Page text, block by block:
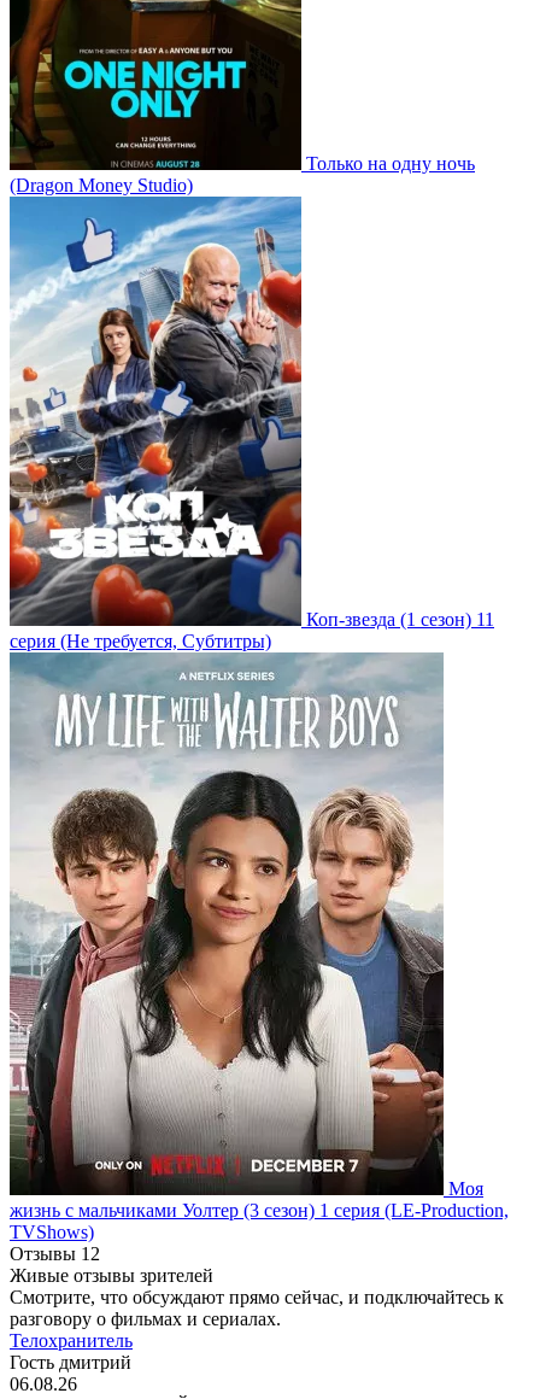
Только на одну ночь
(Dragon Money Studio)
Коп-звезда (1 сезон) 11
серия (Не требуется, Субтитры)
Моя
жизнь с мальчиками Уолтер (3 сезон) 1 серия (LE-Production,
TVShows)
Отзывы 12
Живые отзывы зрителей
Смотрите, что обсуждают прямо сейчас, и подключайтесь к
разговору о фильмах и сериалах.
Телохранитель
Гость дмитрий
06.08.26